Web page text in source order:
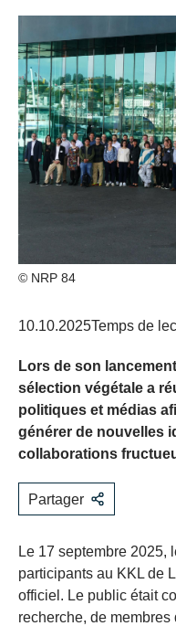
© NRP 84
10.10.2025Temps de
Lors de son
sélection végétale a
politiques et médias
générer de nouvelles
collaborations
Partager
Le 17 septembre 2025,
participants au KKL de
officiel. Le public était
recherche, de